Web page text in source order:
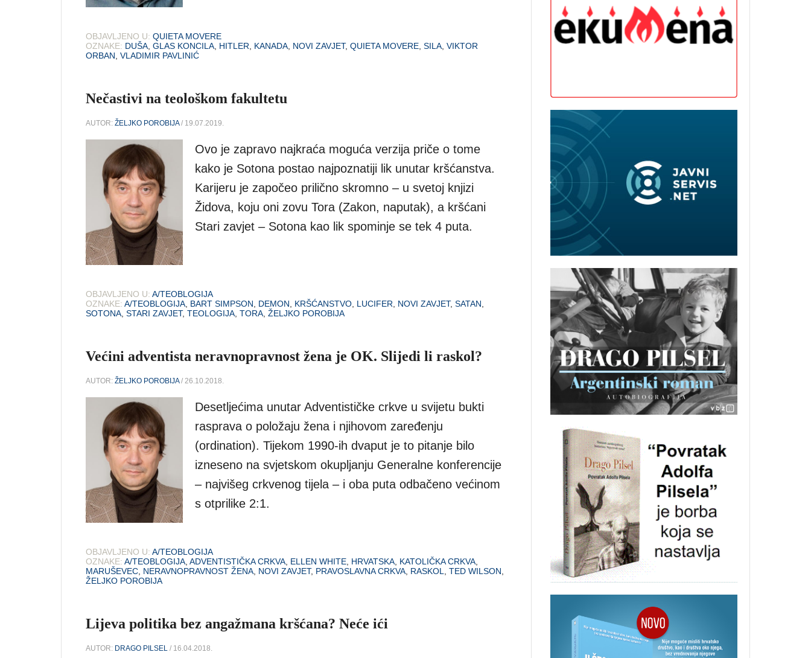
OBJAVLJENO U: QUIETA MOVERE
OZNAKE: DUŠA GLAS KONCILA HITLER KANADA NOVI ZAVJET, QUIETA MOVERE SILA VIKTOR
ORBAN VLADIMIR PAVLINIĆ
Nečastivi na teološkom fakultetu
AUTOR: ŽELJKO POROBIJA/ 19.07.2019.
Ovo je zapravo najkraća moguća verzija priče o tome
kako je Sotona postao najpoznatiji lik unutar kršćanstva.
Karijeru je započeo prilično skromno – u svetoj knjizi
Židova, koju oni zovu Tora (Zakon, naputak), a kršćani
Stari zavjet – Sotona kao lik spominje se tek 4 puta.
OBJAVLJENO U: A/TEOBLOGIJA
OZNAKE: A/TEOBLOGIJA BART SIMPSON DEMON KRŠĆANSTVO LUCIFER NOVI ZAVJET, SATAN
SOTONA STARI ZAVJET, TEOLOGIJA TORA ŽELJKO POROBIJA
Većini adventista neravnopravnost žena je OK. Slijedi li raskol?
AUTOR: ŽELJKO POROBIJA/ 26.10.2018.
Desetljećima unutar Adventističke crkve u svijetu bukti
rasprava o položaju žena i njihovom zaređenju
(ordination). Tijekom 1990-ih dvaput je to pitanje bilo
izneseno na svjetskom okupljanju Generalne konferencije
– najvišeg crkvenog tijela – i oba puta odbačeno većinom
s otprilike 2:1.
OBJAVLJENO U: A/TEOBLOGIJA
OZNAKE: A/TEOBLOGIJA, ADVENTISTIČKA CRKVA, ELLEN WHITE, HRVATSKA, KATOLIČKA CRKVA,
MARUŠEVEC, NERAVNOPRAVNOST ŽENA, NOVI ZAVJET, PRAVOSLAVNA CRKVA, RASKOL, TED WILSON,
ŽELJKO POROBIJA
Lijeva politika bez angažmana kršćana? Neće ići
AUTOR: DRAGO PILSEL / 16.04.2018.